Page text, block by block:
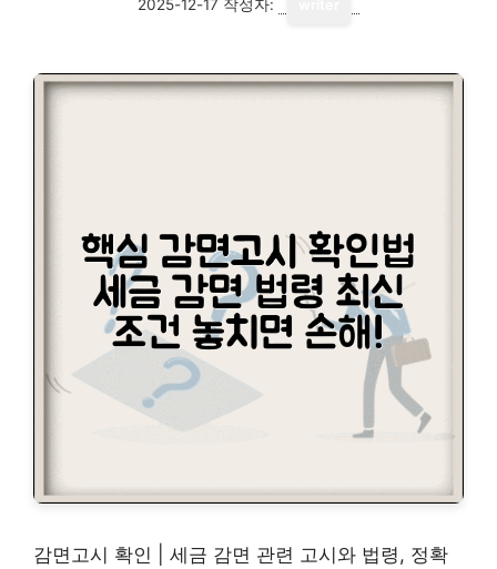
2025-12-17 작성자:
감면고시 확인 | 세금 감면 관련 고시와 법령, 정확